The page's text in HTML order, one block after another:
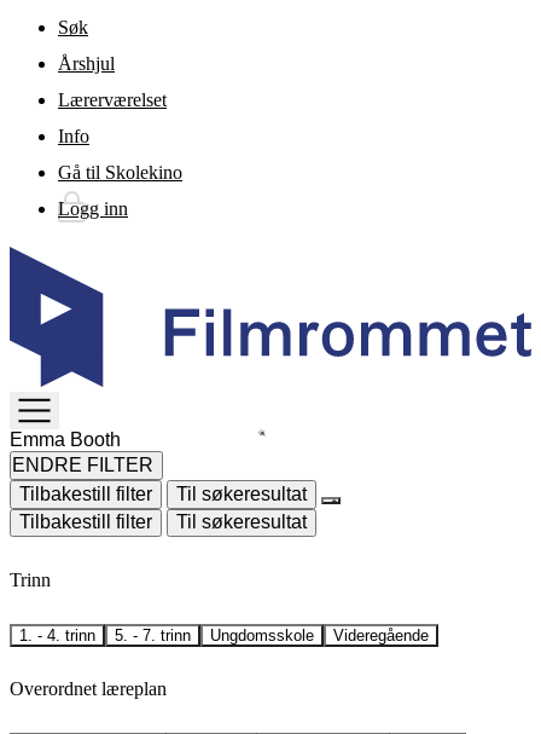
Gå til hovedinnhold
Søk
Årshjul
Lærerværelset
Info
Gå til Skolekino
Logg inn
TOGGLE
MENU
ENDRE FILTER
Tilbakestill filter
Til søkeresultat
Tilbakestill filter
Til søkeresultat
Trinn
1. - 4. trinn 5. - 7. trinn Ungdomsskole Videregående
Overordnet læreplan